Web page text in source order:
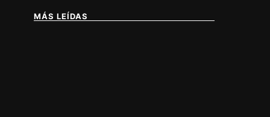
MÁS LEÍDAS